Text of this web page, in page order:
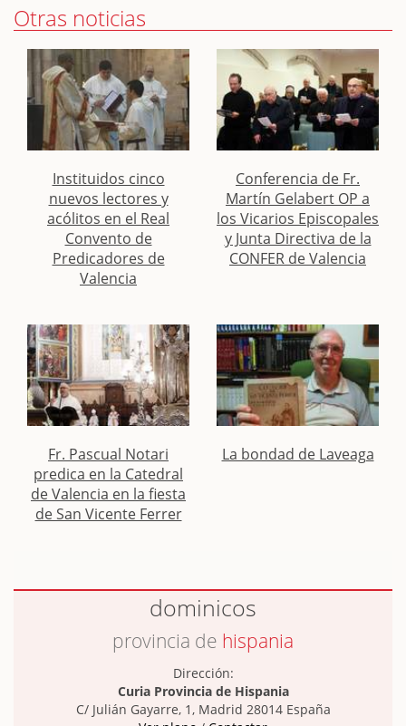
Otras noticias
Instituidos cinco
nuevos lectores y
acólitos en el Real
Convento de
Predicadores de
Valencia
Conferencia de Fr.
Martín Gelabert OP a
los Vicarios Episcopales
y Junta Directiva de la
CONFER de Valencia
Fr. Pascual Notari
predica en la Catedral
de Valencia en la fiesta
de San Vicente Ferrer
La bondad de Laveaga
dominicos
provincia de hispania
Dirección:
Curia Provincia de Hispania
C/ Julián Gayarre, 1, Madrid 28014 España